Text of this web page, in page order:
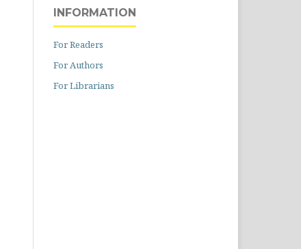
INFORMATION
For Readers
For Authors
For Librarians